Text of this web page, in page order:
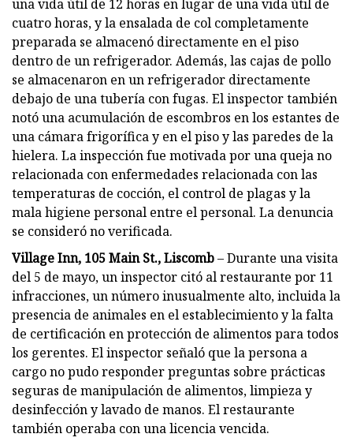
una vida útil de 12 horas en lugar de una vida útil de
cuatro horas, y la ensalada de col completamente
preparada se almacenó directamente en el piso
dentro de un refrigerador. Además, las cajas de pollo
se almacenaron en un refrigerador directamente
debajo de una tubería con fugas. El inspector también
notó una acumulación de escombros en los estantes de
una cámara frigorífica y en el piso y las paredes de la
hielera. La inspección fue motivada por una queja no
relacionada con enfermedades relacionada con las
temperaturas de cocción, el control de plagas y la
mala higiene personal entre el personal. La denuncia
se consideró no verificada.
Village Inn, 105 Main St., Liscomb– Durante una visita
del 5 de mayo, un inspector citó al restaurante por 11
infracciones, un número inusualmente alto, incluida la
presencia de animales en el establecimiento y la falta
de certificación en protección de alimentos para todos
los gerentes. El inspector señaló que la persona a
cargo no pudo responder preguntas sobre prácticas
seguras de manipulación de alimentos, limpieza y
desinfección y lavado de manos. El restaurante
también operaba con una licencia vencida.